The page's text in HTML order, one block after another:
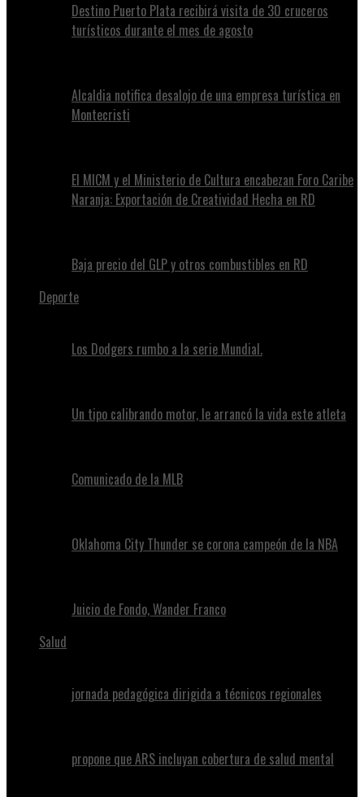
Destino Puerto Plata recibirá visita de 30 cruceros
turísticos durante el mes de agosto
Alcaldia notifica desalojo de una empresa turística en
Montecristi
El MICM y el Ministerio de Cultura encabezan Foro Caribe
Naranja: Exportación de Creatividad Hecha en RD
Baja precio del GLP y otros combustibles en RD
Deporte
Los Dodgers rumbo a la serie Mundial.
Un tipo calibrando motor, le arrancó la vida este atleta
Comunicado de la MLB
Oklahoma City Thunder se corona campeón de la NBA
Juicio de Fondo, Wander Franco
Salud
jornada pedagógica dirigida a técnicos regionales
propone que ARS incluyan cobertura de salud mental